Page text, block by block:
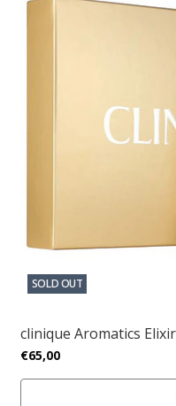
SOLD OUT
clinique Aromatics
€65,00